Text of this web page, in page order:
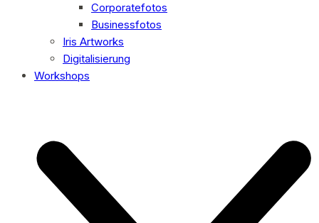
Corporatefotos
Businessfotos
Iris Artworks
Digitalisierung
Workshops